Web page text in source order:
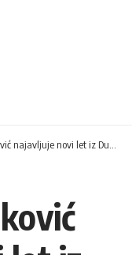
najavljuje novi let iz Dubaija